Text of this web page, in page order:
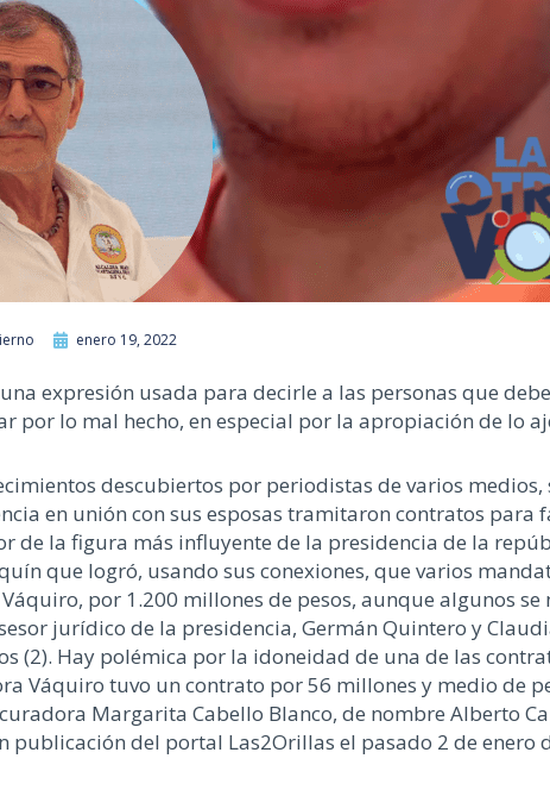
enero 19, 2022
una expresión usada para decirle a las personas que
por lo mal hecho, en especial por la apropiación de lo
descubiertos por periodistas de varios medios,
en unión con sus esposas tramitaron contratos para
de la figura más influyente de la presidencia de la
que logró, usando sus conexiones, que varios
por 1.200 millones de pesos, aunque algunos se
jurídico de la presidencia, Germán Quintero y
(2). Hay polémica por la idoneidad de una de las
Váquiro tuvo un contrato por 56 millones y medio de
Margarita Cabello Blanco, de nombre Alberto
del portal Las2Orillas el pasado 2 de enero